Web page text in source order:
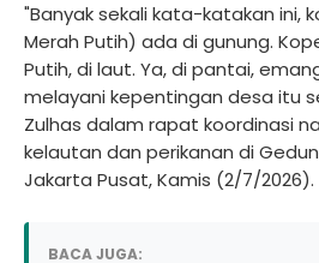
"Banyak sekali kata-katakan ini,
Merah Putih) ada di gunung.
Putih, di laut. Ya, di pantai,
melayani kepentingan desa itu
Zulhas dalam rapat koordinasi
kelautan dan perikanan di
Jakarta Pusat, Kamis (2/7/2026).
BACA JUGA: